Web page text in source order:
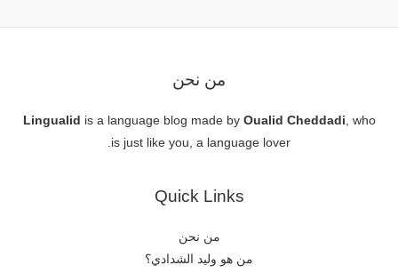
من نحن
Lingualid is a language blog made by Oualid Cheddadi , who
is just like you, a language lover.
Quick Links
من نحن
من هو وليد الشدادي؟